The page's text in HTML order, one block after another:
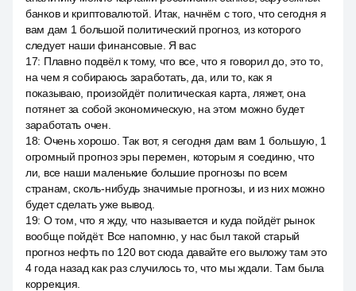
банков и криптовалютой. Итак, начнём с того, что сегодня я
вам дам 1 большой политический прогноз, из которого
следует наши финансовые. Я вас
17: Плавно подвёл к тому, что все, что я говорил до, это то,
на чем я собираюсь заработать, да, или то, как я
показываю, произойдёт политическая карта, ляжет, она
потянет за собой экономическую, на этом можно будет
заработать очен.
18: Очень хорошо. Так вот, я сегодня дам вам 1 большую, 1
огромный прогноз эры перемен, которым я соединю, что
ли, все наши маленькие большие прогнозы по всем
странам, сколь-нибудь значимые прогнозы, и из них можно
будет сделать уже вывод.
19: О том, что я жду, что называется и куда пойдёт рынок
вообще пойдёт. Все напомню, у нас был такой старый
прогноз нефть по 120 вот сюда давайте его выложу там это
4 года назад как раз случилось то, что мы ждали. Там была
коррекция.